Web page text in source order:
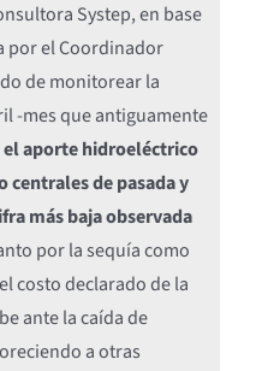
Systep, en base
por el Coordinador
de monitorear la
-mes que antiguamente
el aporte hidroeléctrico
centrales de pasada y
más baja observada
por la sequía como
costo declarado de la
ante la caída de
a otras